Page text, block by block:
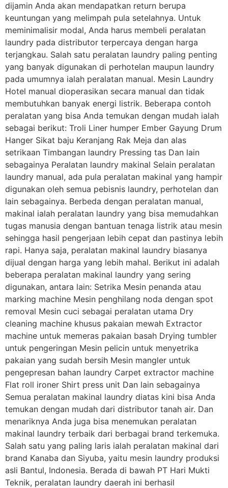
dijamin Anda akan mendapatkan return berupa
keuntungan yang melimpah pula setelahnya. Untuk
meminimalisir modal, Anda harus membeli peralatan
laundry pada distributor terpercaya dengan harga
terjangkau. Salah satu peralatan laundry paling penting
yang banyak digunakan di perhotelan maupun laundry
pada umumnya ialah peralatan manual. Mesin Laundry
Hotel manual dioperasikan secara manual dan tidak
membutuhkan banyak energi listrik. Beberapa contoh
peralatan yang bisa Anda temukan dengan mudah ialah
sebagai berikut: Troli Liner humper Ember Gayung Drum
Hanger Sikat baju Keranjang Rak Meja dan alas
setrikaan Timbangan laundry Pressing tas Dan lain
sebagainya Peralatan laundry makinal Selain peralatan
laundry manual, ada pula peralatan makinal yang hampir
digunakan oleh semua pebisnis laundry, perhotelan dan
lain sebagainya. Berbeda dengan peralatan manual,
makinal ialah peralatan laundry yang bisa memudahkan
tugas manusia dengan bantuan tenaga listrik atau mesin
sehingga hasil pengerjaan lebih cepat dan pastinya lebih
rapi. Hanya saja, peralatan makinal laundry biasanya
dijual dengan harga yang lebih mahal. Berikut ini adalah
beberapa peralatan makinal laundry yang sering
digunakan, antara lain: Setrika Mesin penanda atau
marking machine Mesin penghilang noda dengan spot
removal Mesin cuci sebagai peralatan utama Dry
cleaning machine khusus pakaian mewah Extractor
machine untuk memeras pakaian basah Drying tumbler
untuk pengeringan Mesin pelicin untuk menyetrika
pakaian yang sudah bersih Mesin mangler untuk
pengepresan bahan laundry Carpet extractor machine
Flat roll ironer Shirt press unit Dan lain sebagainya
Semua peralatan makinal laundry diatas kini bisa Anda
temukan dengan mudah dari distributor tanah air. Dan
menariknya Anda juga bisa menemukan peralatan
makinal laundry terbaik dari berbagai brand terkemuka.
Salah satu yang paling laris ialah peralatan makinal dari
brand Kanaba dan Siyuba, yaitu mesin laundry produksi
asli Bantul, Indonesia. Berada di bawah PT Hari Mukti
Teknik, peralatan laundry daerah ini berhasil